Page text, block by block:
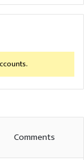
Comments